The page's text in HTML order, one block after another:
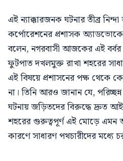
এই ন্যাক্কারজনক ঘটনার তীব্র
কর্পোরেশনের প্রশাসক
বলেন, নগরবাসী আজকের এই বর্বর
ফুটপাত দখলমুক্ত রাখা শহরের
এই বিষয়ে প্রশাসনের পক্ষ
না। তিনি আরও জানান যে,
ঘটনায় জড়িতদের বিরুদ্ধে দ্রুত
শহরের গুরুত্বপূর্ণ এই মোড়ে এমন
কারণে সাধারণ পথচারীদের